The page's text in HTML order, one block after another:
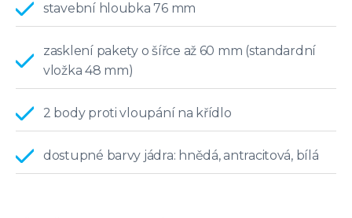
stavební hloubka 76 mm
zasklení pakety o šířce až 60 mm (standardní
vložka 48 mm)
2 body proti vloupání na křídlo
dostupné barvy jádra: hnědá, antracitová, bílá